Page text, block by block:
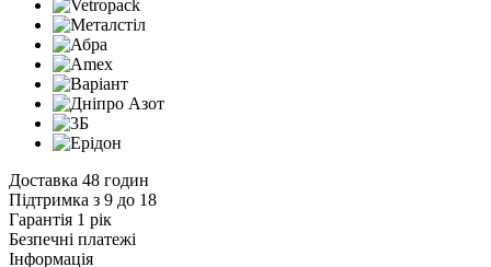
Доставка 48 годин
Підтримка з 9 до 18
Гарантія 1 рік
Безпечні платежі
Інформація